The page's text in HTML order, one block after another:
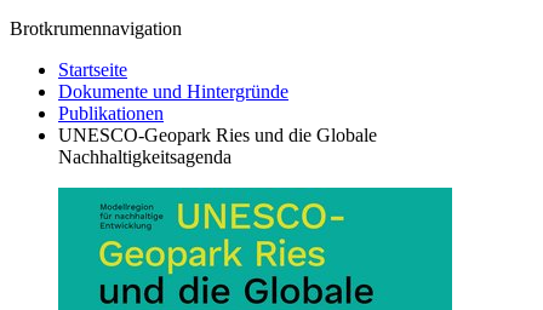
Brotkrumennavigation
Startseite
Dokumente und Hintergründe
Publikationen
UNESCO-Geopark Ries und die Globale
Nachhaltigkeitsagenda